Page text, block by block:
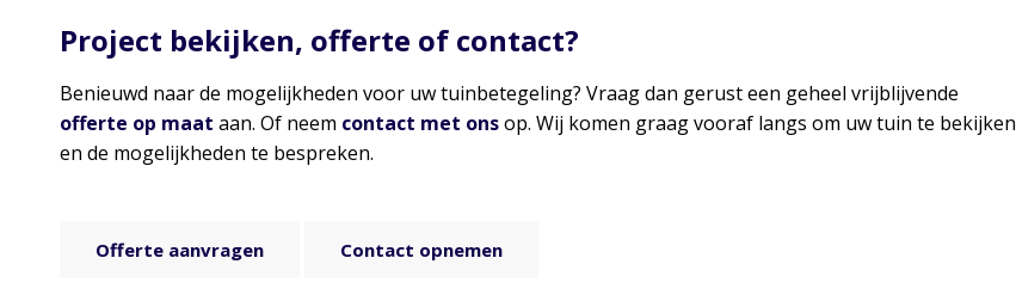
Project bekijken, offerte of contact?
Benieuwd naar de mogelijkheden voor uw tuinbetegeling? Vraag dan gerust een geheel vrijblijvende
offerte op maat aan. Of neem contact met onsop. Wij komen graag vooraf langs om uw tuin te bekijken
en de mogelijkheden te bespreken.
Offerte aanvragen Contact opnemen